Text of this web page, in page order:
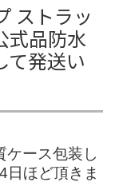
ストラッ
式品防水
て発送い
ケース包装し
日ほど頂きま